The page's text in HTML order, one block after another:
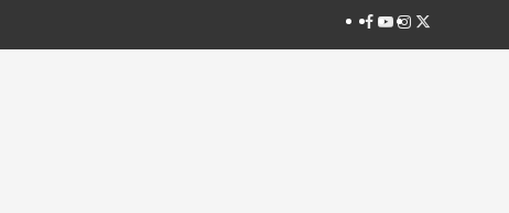
Facebook
Youtube
Instagram
Twitter